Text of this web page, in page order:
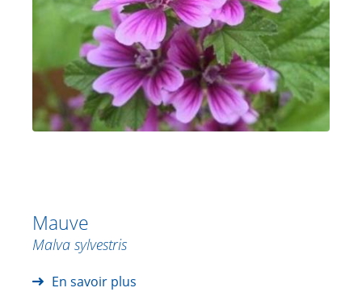
Mauve
Malva sylvestris
En savoir plus